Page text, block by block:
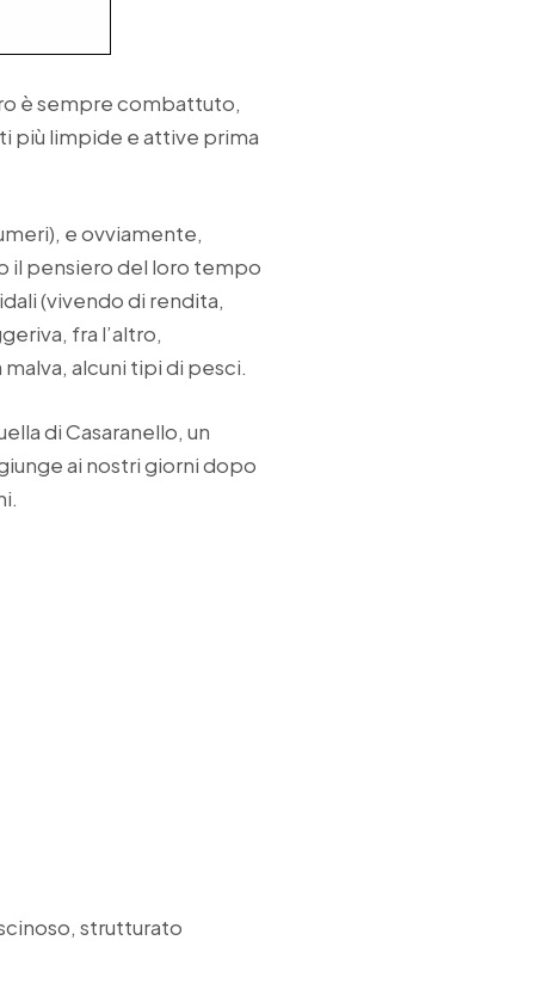
è sempre combattuto,
più limpide e attive prima
e ovviamente,
il pensiero del loro tempo
(vivendo di rendita,
fra l’altro,
alcuni tipi di pesci.
di Casaranello, un
ai nostri giorni dopo
strutturato